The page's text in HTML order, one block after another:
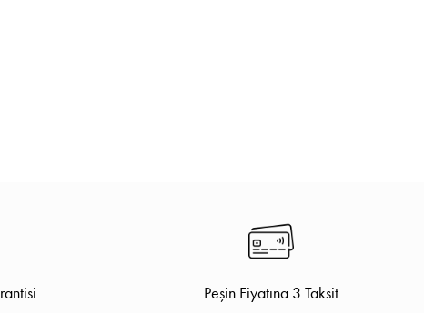
Peşin Fiyatına 3 Taksit